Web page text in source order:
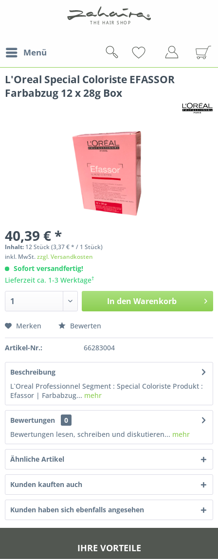
Menü
L'Oreal Special Coloriste EFASSOR
Farbabzug 12 x 28g Box
40,39 € *
Inhalt: 12Stück(3,37 € * / 1 Stück)
inkl. MwSt.zzgl. Versandkosten
Sofort versandfertig!
Lieferzeit ca. 1-3 Werktage†
In den Warenkorb
Merken Bewerten
Artikel-Nr.: 66283004
Beschreibung
L`Oreal Professionnel Segment : Special Coloriste Produkt :
Efassor | Farbabzug... mehr
Bewertungen
0
Bewertungen lesen, schreiben und diskutieren... mehr
Ähnliche Artikel
Kunden kauften auch
Kunden haben sich ebenfalls angesehen
IHRE VORTEILE